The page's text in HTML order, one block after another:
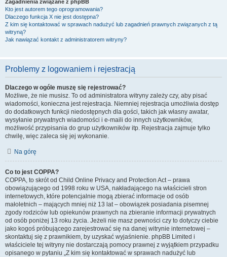
Zagadnienia związane z phpBB
Kto jest autorem tego oprogramowania?
Dlaczego funkcja X nie jest dostępna?
Z kim się kontaktować w sprawach nadużyć lub zagadnień prawnych związanych z tą
witryną?
Jak nawiązać kontakt z administratorem witryny?
Problemy z logowaniem i rejestracją
Dlaczego w ogóle muszę się rejestrować?
Możliwe, że nie musisz. To od administratora witryny zależy czy, aby pisać
wiadomości, konieczna jest rejestracja. Niemniej rejestracja umożliwia dostęp
do dodatkowych funkcji niedostępnych dla gości, takich jak własny awatar,
wysyłanie prywatnych wiadomości i e-maili do innych użytkowników,
możliwość przypisania do grup użytkowników itp. Rejestracja zajmuje tylko
chwilę, więc zaleca się jej wykonanie.
Na górę
Co to jest COPPA?
COPPA, to skrót od Child Online Privacy and Protection Act – prawa
obowiązującego od 1998 roku w USA, nakładającego na właścicieli stron
internetowych, które potencjalnie mogą zbierać informacje od osób
małoletnich – mających mniej niż 13 lat – obowiązek posiadania pisemnej
zgody rodziców lub opiekunów prawnych na zbieranie informacji prywatnych
od osób poniżej 13 roku życia. Jeżeli nie masz pewności czy to dotyczy ciebie
jako kogoś próbującego zarejestrować się na danej witrynie internetowej –
skontaktuj się z prawnikiem, by uzyskać wyjaśnienie. phpBB Limited i
właściciele tej witryny nie dostarczają pomocy prawnej z wyjątkiem przypadku
opisanego w pytaniu „Z kim się kontaktować w sprawach nadużyć lub